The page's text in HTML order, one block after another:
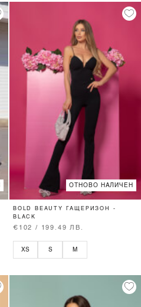
ОТНОВО НАЛИЧЕН
BOLD BEAUTY ГАЩЕРИЗОН -
BLACK
€102 / 199.49 ЛВ.
XS S M